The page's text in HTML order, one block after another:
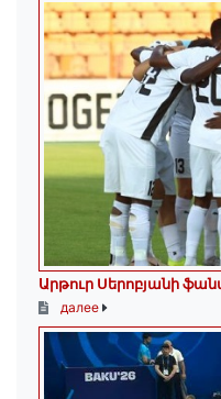
Արթուր Սերոբյանի
далее